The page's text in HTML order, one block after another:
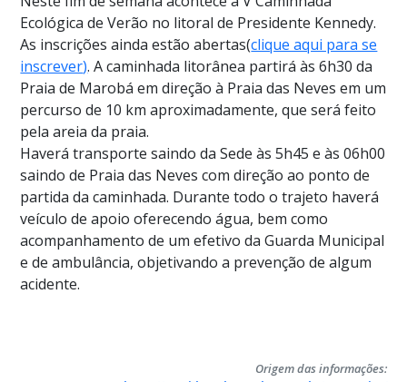
Ecológica de Verão no litoral de Presidente Kennedy.
As inscrições ainda estão abertas(clique aqui para se
inscrever).A caminhada litorânea partirá às 6h30 da
Praia de Marobá em direção à Praia das Neves em um
percurso de 10 km aproximadamente, que será feito
pela areia da praia.
Haverá transporte saindo da Sede às 5h45 e às 06h00
saindo de Praia das Neves com direção ao ponto de
partida da caminhada. Durante todo o trajeto haverá
veículo de apoio oferecendo água, bem como
acompanhamento de um efetivo da Guarda Municipal
e de ambulância, objetivando a prevenção de algum
acidente.
Origem das informações: